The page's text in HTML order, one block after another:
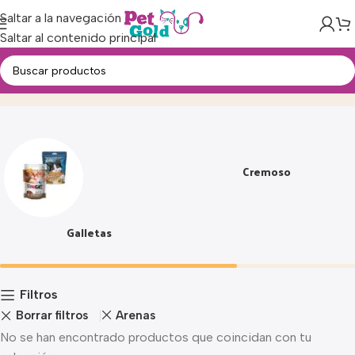
Saltar a la navegación
Saltar al contenido principal
SnacksInicio
Galletas
Cremoso
Filtros
Borrar filtros Arenas
No se han encontrado productos que coincidan con tu